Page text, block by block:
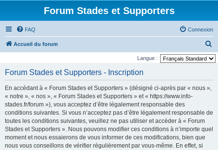
Forum Stades et Supporters
FAQ Connexion
Accueil du forum
e
Langue :
Forum Stades et Supporters - Inscription
En accédant à « Forum Stades et Supporters » (désigné ci-après par « nous »,
« notre », « nos », « Forum Stades et Supporters » et « https://www.info-
stades.fr/forum »), vous acceptez d’être légalement responsable des
conditions suivantes. Si vous n’acceptez pas d’être légalement responsable de
toutes les conditions suivantes, veuillez ne pas utiliser et accéder à « Forum
Stades et Supporters ». Nous pouvons modifier ces conditions à n’importe quel
moment et nous essaierons de vous informer de ces modifications, bien que
nous vous conseillons de vérifier régulièrement par vous-même. En effet, si